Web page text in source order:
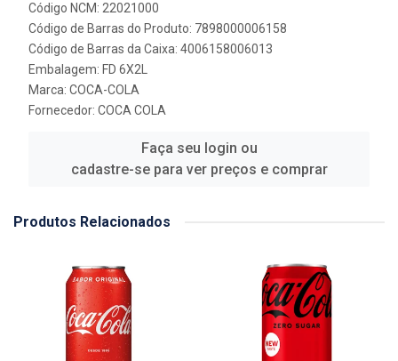
Código NCM: 22021000
Código de Barras do Produto: 7898000006158
Código de Barras da Caixa: 4006158006013
Embalagem: FD 6X2L
Marca: COCA-COLA
Fornecedor: COCA COLA
Faça seu login ou
cadastre-se para ver preços e comprar
Produtos Relacionados